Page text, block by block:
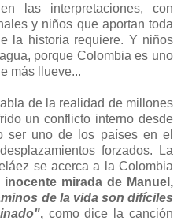
las interpretaciones, con
y niños que aportan toda
la historia requiere. Y niños
porque Colombia es uno
más llueve...
de la realidad de millones
un conflicto interno desde
ser uno de los países en el
forzados. La
se acerca a la Colombia
inocente mirada de Manuel,
de la vida son difíciles
,como dice la canción